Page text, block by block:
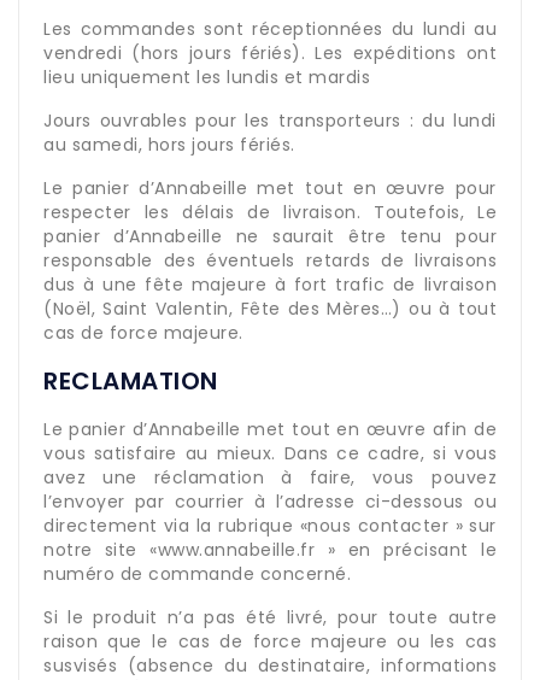
Les commandes sont réceptionnées du lundi au
vendredi (hors jours fériés). Les expéditions ont
lieu uniquement les lundis et mardis
Jours ouvrables pour les transporteurs : du lundi
au samedi, hors jours fériés.
Le panier d’Annabeille met tout en œuvre pour
respecter les délais de livraison. Toutefois, Le
panier d’Annabeille ne saurait être tenu pour
responsable des éventuels retards de livraisons
dus à une fête majeure à fort trafic de livraison
(Noël, Saint Valentin, Fête des Mères…) ou à tout
cas de force majeure.
RECLAMATION
Le panier d’Annabeille met tout en œuvre afin de
vous satisfaire au mieux. Dans ce cadre, si vous
avez une réclamation à faire, vous pouvez
l’envoyer par courrier à l’adresse ci-dessous ou
directement via la rubrique «nous contacter » sur
notre site «www.annabeille.fr » en précisant le
numéro de commande concerné.
Si le produit n’a pas été livré, pour toute autre
raison que le cas de force majeure ou les cas
susvisés (absence du destinataire, informations